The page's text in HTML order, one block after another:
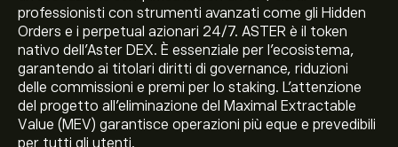
professionisti con strumenti avanzati come gli Hidden
Orders e i perpetual azionari 24/7. ASTER è il token
nativo dell'Aster DEX. È essenziale per l'ecosistema,
garantendo ai titolari diritti di governance, riduzioni
delle commissioni e premi per lo staking. L'attenzione
del progetto all'eliminazione del Maximal Extractable
Value (MEV) garantisce operazioni più eque e prevedibili
per tutti gli utenti.
Il prezzo attuale di ASTER è 0.599‎$‎